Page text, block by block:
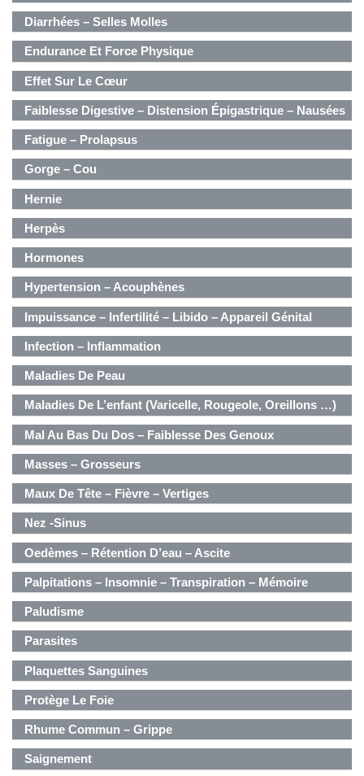
Diarrhées – Selles Molles
Endurance Et Force Physique
Effet Sur Le Cœur
Faiblesse Digestive – Distension Épigastrique – Nausées
Fatigue – Prolapsus
Gorge – Cou
Hernie
Herpès
Hormones
Hypertension – Acouphènes
Impuissance – Infertilité – Libido – Appareil Génital
Masculin
Infection – Inflammation
Maladies De Peau
Maladies De L’enfant (varicelle, Rougeole, Oreillons …)
Mal Au Bas Du Dos – Faiblesse Des Genoux
Masses – Grosseurs
Maux De Tête – Fièvre – Vertiges
Nez -Sinus
Oedèmes – Rétention D’eau – Ascite
Palpitations – Insomnie – Transpiration – Mémoire
Paludisme
Parasites
Plaquettes Sanguines
Protège Le Foie
Rhume Commun – Grippe
Saignement